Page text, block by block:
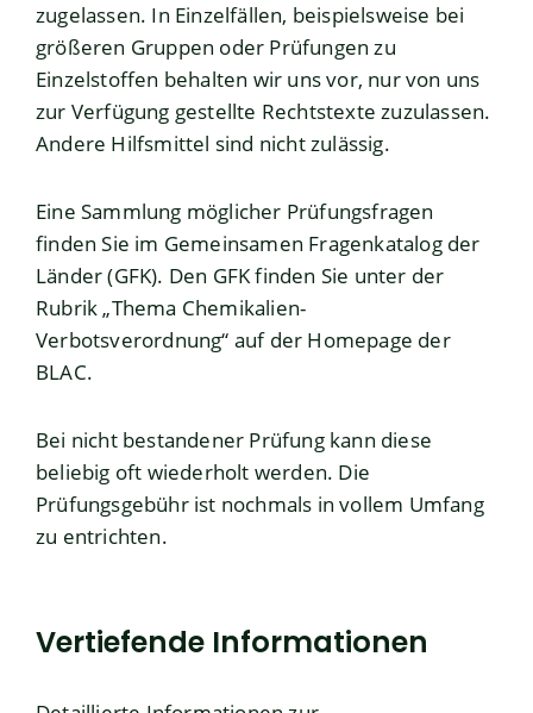
zugelassen. In Einzelfällen, beispielsweise bei
größeren Gruppen oder Prüfungen zu
Einzelstoffen behalten wir uns vor, nur von uns
zur Verfügung gestellte Rechtstexte zuzulassen.
Andere Hilfsmittel sind nicht zulässig.
Eine Sammlung möglicher Prüfungsfragen
finden Sie im Gemeinsamen Fragenkatalog der
Länder (GFK). Den GFK finden Sie unter der
Rubrik„Thema Chemikalien-
Verbotsverordnung“ auf der Homepage der
BLAC.
Bei nicht bestandener Prüfung kann diese
beliebig oft wiederholt werden. Die
Prüfungsgebühr ist nochmals in vollem Umfang
zu entrichten.
Vertiefende Informationen